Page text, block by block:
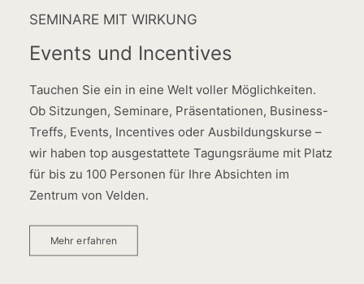
SEMINARE MIT WIRKUNG
Events und Incentives
Tauchen Sie ein in eine Welt voller Möglichkeiten.
Ob Sitzungen, Seminare, Präsentationen, Business-
Treffs, Events, Incentives oder Ausbildungskurse –
wir haben top ausgestattete Tagungsräume mit Platz
für bis zu 100 Personen für Ihre Absichten im
Zentrum von Velden.
Mehr erfahren